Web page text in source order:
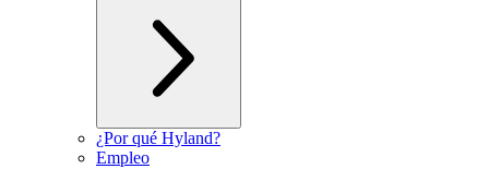
¿Por qué Hyland?
Empleo